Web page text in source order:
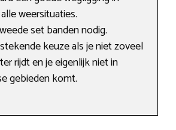
weersituaties.
set banden nodig.
keuze als je niet zoveel
rijdt en je eigenlijk niet in
gebieden komt.